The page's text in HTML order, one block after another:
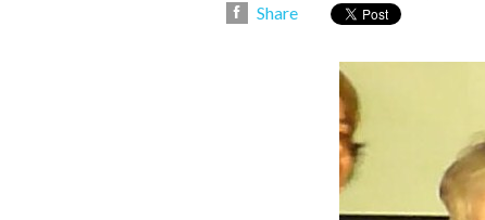
Share